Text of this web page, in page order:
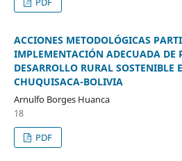
ACCIONES METODOLÓGICAS
IMPLEMENTACIÓN ADECUADA DE
DESARROLLO RURAL SOSTENIBLE
CHUQUISACA-BOLIVIA
Arnulfo Borges Huanca
18
PDF